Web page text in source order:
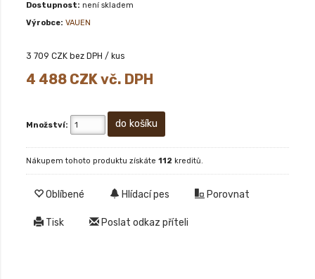
Dostupnost: není skladem
Výrobce: VAUEN
3 709 CZK bez DPH / kus
4 488 CZK vč. DPH
Množství:
Nákupem tohoto produktu získáte 112 kreditů.
Oblíbené Hlídací pes Porovnat
Tisk Poslat odkaz příteli